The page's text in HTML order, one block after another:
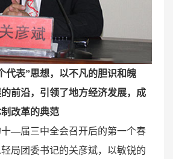
代表”思想，以不凡的胆识和魄
前沿，引领了地方经济发展，成
改革的典范
十—届三中全会召开后的第一个春
局团委书记的关彦斌，以敏锐的